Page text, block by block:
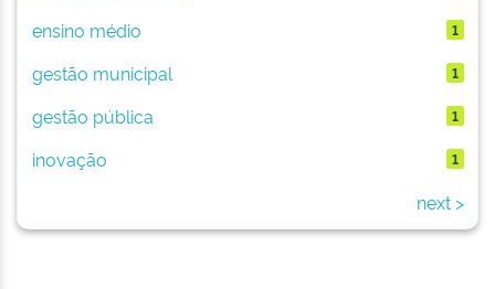
ensino médio 1
gestão municipal 1
gestão pública 1
inovação 1
next >